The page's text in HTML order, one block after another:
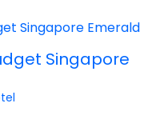
Singapore